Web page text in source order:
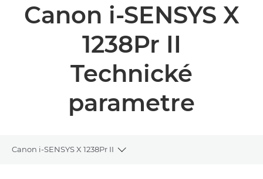
Podnikové produkty
Black & White Office Printers
Canon i-SENSYS X
1238Pr II
Technické
parametre
Canon i-SENSYS X 1238Pr II
Toggle breadcrumbs